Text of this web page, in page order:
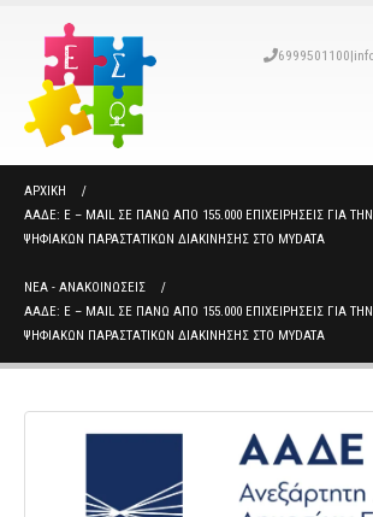
6999501100|
ΑΡΧΙΚΉ
ΑΑΔΕ: Ε – MAIL ΣΕ ΠΆΝΩ ΑΠΌ 155.000 ΕΠΙΧΕΙΡΉΣΕΙΣ ΓΙΑ
ΨΗΦΙΑΚΏΝ ΠΑΡΑΣΤΑΤΙΚΏΝ ΔΙΑΚΊΝΗΣΗΣ ΣΤΟ MYDATA
ΝΈΑ - ΑΝΑΚΟΙΝΏΣΕΙΣ
ΑΑΔΕ: Ε – MAIL ΣΕ ΠΆΝΩ ΑΠΌ 155.000 ΕΠΙΧΕΙΡΉΣΕΙΣ ΓΙΑ
ΨΗΦΙΑΚΏΝ ΠΑΡΑΣΤΑΤΙΚΏΝ ΔΙΑΚΊΝΗΣΗΣ ΣΤΟ MYDATA